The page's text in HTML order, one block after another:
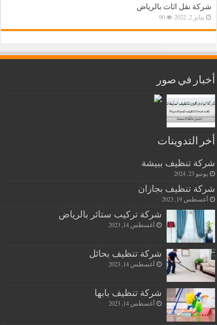
شركة نقل اثاث بالرياض
يناير 2, 2022 90
أخبار في صور
أخر التدوينات
شركة تنظيف ببيشة
يونيو 23, 2024
شركة تنظيف بجازان
أغسطس 19, 2023
شركة تركيب ستائر بالرياض
أغسطس 14, 2023
شركة تنظيف بحائل
أغسطس 14, 2023
شركة تنظيف بابها
أغسطس 14, 2023